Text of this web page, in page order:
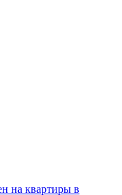
на квартиры в